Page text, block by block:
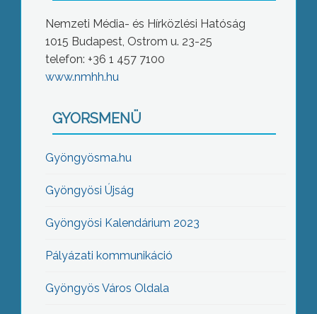
Nemzeti Média- és Hírközlési Hatóság
1015 Budapest, Ostrom u. 23-25
telefon: +36 1 457 7100
www.nmhh.hu
GYORSMENÜ
Gyöngyösma.hu
Gyöngyösi Újság
Gyöngyösi Kalendárium 2023
Pályázati kommunikáció
Gyöngyös Város Oldala